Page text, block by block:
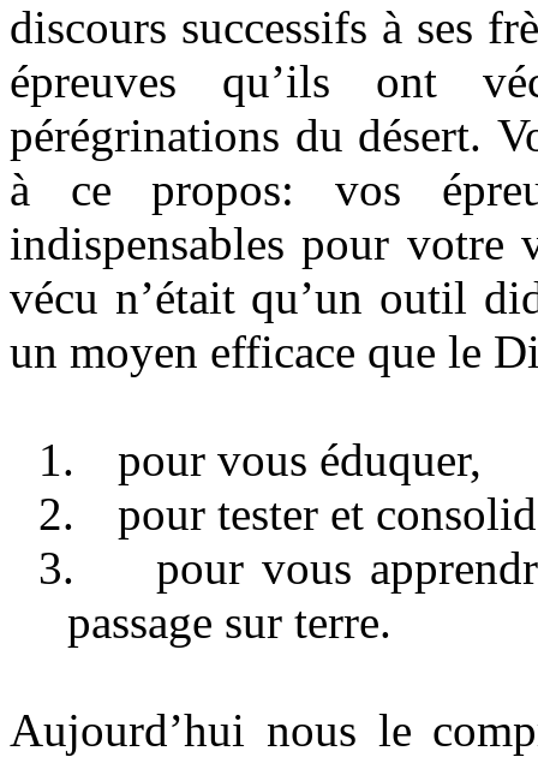
discours successifs à ses
épreuves qu’ils ont
pérégrinations du désert.
à ce propos: vos
indispensables pour
vécu n’était qu’un outil
un moyen efficace que le
1.
pour vous éduquer,
2.
pour tester et
3.
pour vous
passage sur terre.
Aujourd’hui nous le